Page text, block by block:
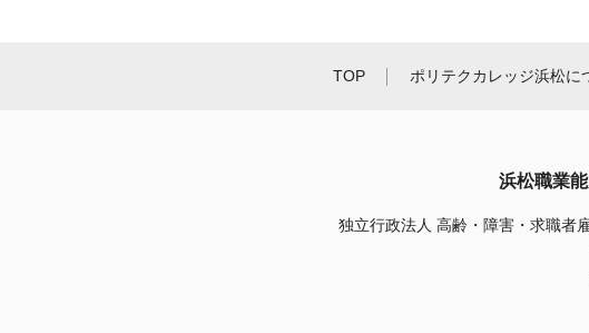
TOP ポリテクカレッジ浜松に
浜松職業
独立行政法人 高齢・障害・求職者